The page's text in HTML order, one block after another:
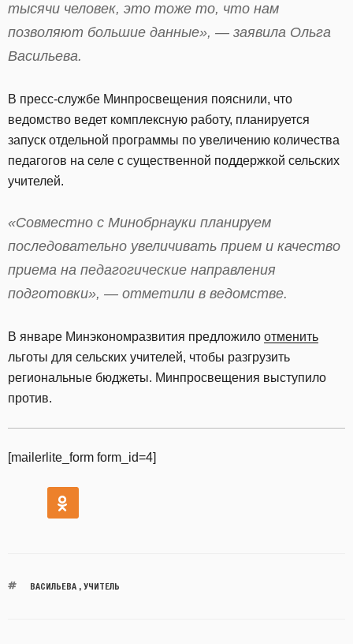
тысячи человек, это тоже то, что нам
позволяют большие данные», — заявила Ольга
Васильева.
В пресс-службе Минпросвещения пояснили, что
ведомство ведет комплексную работу, планируется
запуск отдельной программы по увеличению количества
педагогов на селе с существенной поддержкой сельских
учителей.
«Совместно с Минобрнауки планируем
последовательно увеличивать прием и качество
приема на педагогические направления
подготовки», — отметили в ведомстве.
В январе Минэкономразвития предложило отменить
льготы для сельских учителей, чтобы разгрузить
региональные бюджеты. Минпросвещения выступило
против.
[mailerlite_form form_id=4]
ВАСИЛЬЕВА, УЧИТЕЛЬ